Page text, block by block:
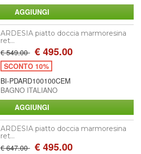
ARDESIA piatto doccia marmoresina
ret...
€ 549.00 € 495.00
SCONTO 10%
BI-PDARD100100CEM
BAGNO ITALIANO
ARDESIA piatto doccia marmoresina
ret...
€ 647.00 € 495.00